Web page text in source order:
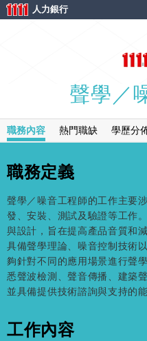
人力銀行
聲學／
職務內容 熱門職缺 學歷分
職務定義
聲學／噪音工程師的工作主要
發、安裝、測試及驗證等工作
與設計，旨在提高產品音質和
具備聲學理論、噪音控制技術
夠針對不同的應用場景進行聲
悉聲波檢測、聲音傳播、建築
並具備提供技術諮詢與支持的能
工作內容